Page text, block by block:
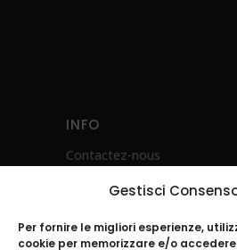
Gestisci
Per fornire le migliori esperienze,
cookie per memorizzare e/o
INFO
Contactez-nous